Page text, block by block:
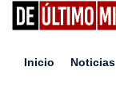
Inicio Noticias